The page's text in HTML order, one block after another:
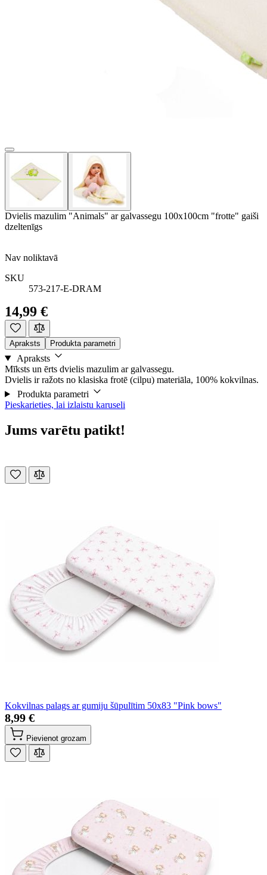
Dvielis mazulim "Animals" ar galvassegu 100x100cm "frotte" gaiši
dzeltenīgs
Nav noliktavā
SKU
573-217-E-DRAM
14,99 €
Apraksts Produkta parametri
Apraksts
Mīksts un ērts dvielis mazulim ar galvassegu.
Dvielis ir ražots no klasiska frotē (cilpu) materiāla, 100% kokvilnas.
Produkta parametri
Pieskarieties, lai izlaistu karuseli
Jums varētu patikt!
Kokvilnas palags ar gumiju šūpulītim 50x83 "Pink bows"
8,99 €
Pievienot grozam